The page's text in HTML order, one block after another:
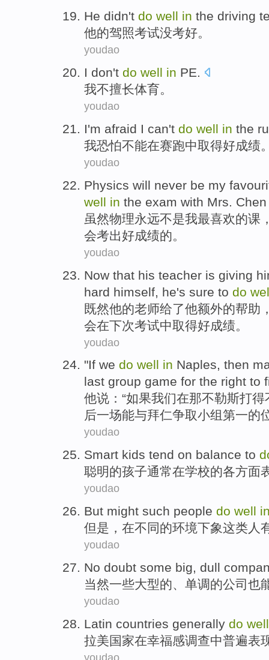
He didn't do well in the driving
他的驾照考试没考好。
youdao
I don't do well in PE.
我不擅长体育。
youdao
I'm afraid I can't do well in the
我恐怕不能在赛跑中取得好成绩
youdao
Physics will never be my
well in the exam with Mrs. Chen
虽然物理永远不是我最喜欢的课
会考出好成绩的。
youdao
Now that his teacher is giving
hard himself , he's sure to do
既然他的老师给了他额外的帮助
会在下次考试中取得好成绩。
youdao
"If we do well in Naples, then
last group game for the right to
他说：“如果我们在那不勒斯打得
后一场能与拜仁争取小组第一的
youdao
Smart kids tend on balance to
聪明的孩子通常在学校的各方面
youdao
But might such people do well
但是 ， 在不同的环境下象这类人
youdao
No doubt some big, dull
当然一些大型的、 单调的公司 也
youdao
Latin countries generally do well
拉美国家在幸福感调查中普遍表
youdao